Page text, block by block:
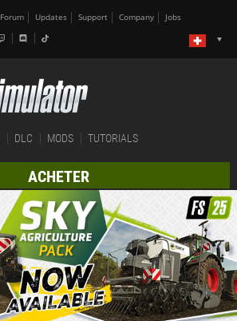
Forum Updates Support Company Jobs
DLC MODS TUTORIALS
ACHETER